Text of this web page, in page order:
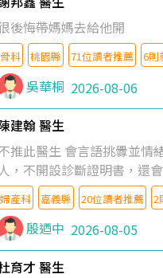
後悔帶媽媽去給他開
骨科 桃園縣 71位讀者推薦 6則
吳華桐 2026-08-06
建翰 醫生
推此醫生 會言語挑釁並情
，不開設診斷證明書，還
判斷！
婦產科 嘉義縣 20位讀者推薦 2
殷迺中 2026-08-05
育才 醫生